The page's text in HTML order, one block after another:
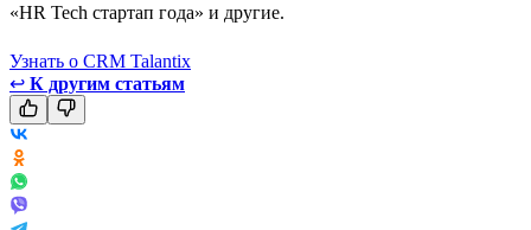
«HR Tech стартап года» и другие.
Узнать о CRM Talantix
↩ К другим статьям